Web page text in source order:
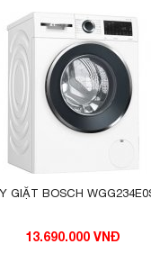
GIẶT BOSCH
13.690.000 VNĐ